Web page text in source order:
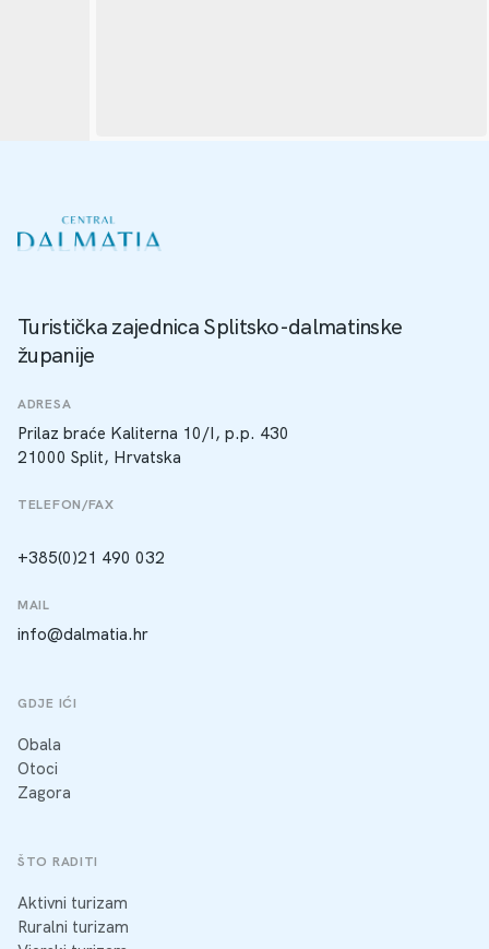
Turistička zajednica Splitsko-dalmatinske
županije
ADRESA
Prilaz braće Kaliterna 10/I, p.p. 430
21000 Split, Hrvatska
TELEFON/FAX
+385(0)21 490 032
MAIL
info@dalmatia.hr
GDJE IĆI
Obala
Otoci
Zagora
ŠTO RADITI
Aktivni turizam
Ruralni turizam